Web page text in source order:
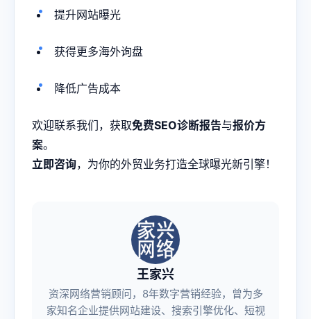
提升网站曝光
获得更多海外询盘
降低广告成本
欢迎联系我们，获取免费SEO诊断报告与报价方
案。
立即咨询，为你的外贸业务打造全球曝光新引擎！
王家兴
资深网络营销顾问，8年数字营销经验，曾为多
家知名企业提供网站建设、搜索引擎优化、短视